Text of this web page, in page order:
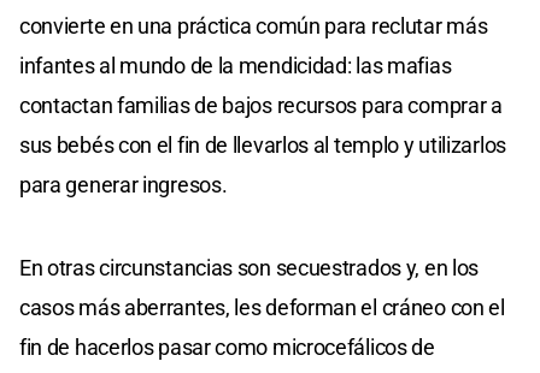
convierte en una práctica común para reclutar más
infantes al mundo de la mendicidad: las mafias
contactan familias de bajos recursos para comprar a
sus bebés con el fin de llevarlos al templo y utilizarlos
para generar ingresos.
En otras circunstancias son secuestrados y, en los
casos más aberrantes, les deforman el cráneo con el
fin de hacerlos pasar como microcefálicos de